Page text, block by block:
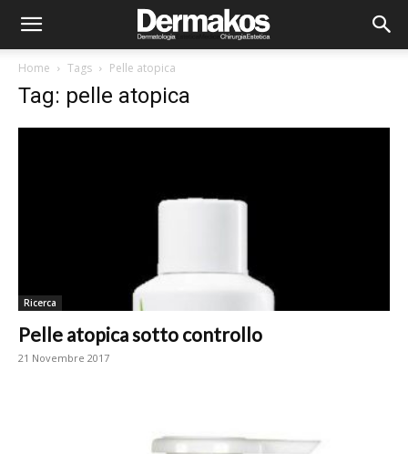
Home Tags Pelle atopica
Tag: pelle atopica
Ricerca
Pelle atopica sotto controllo
21 Novembre 2017